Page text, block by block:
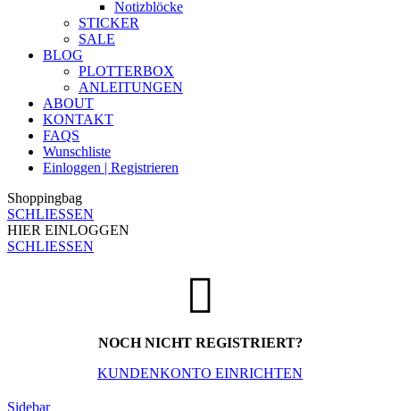
Notizblöcke
STICKER
SALE
BLOG
PLOTTERBOX
ANLEITUNGEN
ABOUT
KONTAKT
FAQS
Wunschliste
Einloggen | Registrieren
Shoppingbag
SCHLIESSEN
HIER EINLOGGEN
SCHLIESSEN
NOCH NICHT REGISTRIERT?
KUNDENKONTO EINRICHTEN
Sidebar